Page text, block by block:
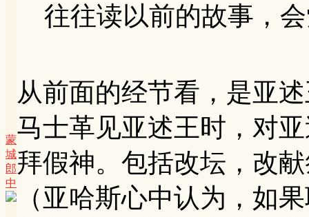
蒙
城
郎
中
往往读以前的故事，
从前面的经节看，是亚
马士革见亚述王时，对
拜假神。包括改坛，改
（亚哈斯心中认为，如